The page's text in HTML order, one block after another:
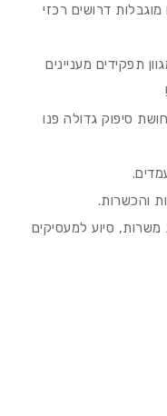
דרושים רכזי
תפקידים מעניינים
סיפוק גדולה פנו
והכשרות.
סיוע למעסיקים